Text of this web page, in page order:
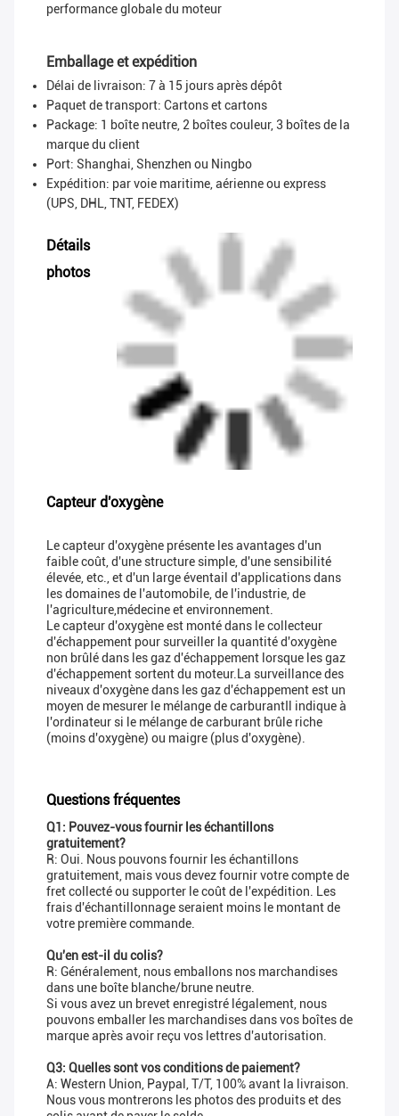
performance globale du moteur
Emballage et expédition
Délai de livraison: 7 à 15 jours après dépôt
Paquet de transport: Cartons et cartons
Package: 1 boîte neutre, 2 boîtes couleur, 3 boîtes de la
marque du client
Port: Shanghai, Shenzhen ou Ningbo
Expédition: par voie maritime, aérienne ou express
(UPS, DHL, TNT, FEDEX)
Détails
photos
Capteur d'oxygène
Le capteur d'oxygène présente les avantages d'un
faible coût, d'une structure simple, d'une sensibilité
élevée, etc., et d'un large éventail d'applications dans
les domaines de l'automobile, de l'industrie, de
l'agriculture,médecine et environnement.
Le capteur d'oxygène est monté dans le collecteur
d'échappement pour surveiller la quantité d'oxygène
non brûlé dans les gaz d'échappement lorsque les gaz
d'échappement sortent du moteur.La surveillance des
niveaux d'oxygène dans les gaz d'échappement est un
moyen de mesurer le mélange de carburantIl indique à
l'ordinateur si le mélange de carburant brûle riche
(moins d'oxygène) ou maigre (plus d'oxygène).
Questions fréquentes
Q1: Pouvez-vous fournir les échantillons
gratuitement?
R: Oui. Nous pouvons fournir les échantillons
gratuitement, mais vous devez fournir votre compte de
fret collecté ou supporter le coût de l'expédition. Les
frais d'échantillonnage seraient moins le montant de
votre première commande.
Qu'en est-il du colis?
R: Généralement, nous emballons nos marchandises
dans une boîte blanche/brune neutre.
Si vous avez un brevet enregistré légalement, nous
pouvons emballer les marchandises dans vos boîtes de
marque après avoir reçu vos lettres d'autorisation.
Q3: Quelles sont vos conditions de paiement?
A: Western Union, Paypal, T/T, 100% avant la livraison.
Nous vous montrerons les photos des produits et des